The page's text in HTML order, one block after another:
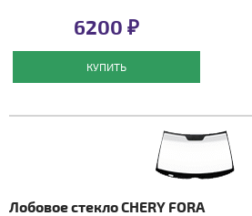
6200 ₽
КУПИТЬ
Лобовое стекло CHERY FORA